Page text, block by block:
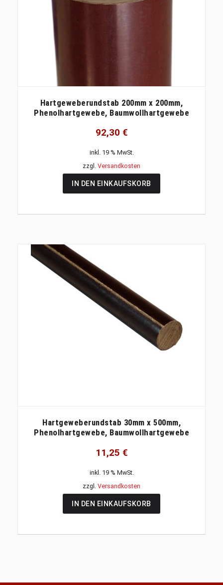
Hartgeweberundstab 200mm x 200mm,
Phenolhartgewebe, Baumwollhartgewebe
92,30 €
inkl. 19 % MwSt.
zzgl. Versandkosten
IN DEN EINKAUFSKORB
Hartgeweberundstab 30mm x 500mm,
Phenolhartgewebe, Baumwollhartgewebe
11,25 €
inkl. 19 % MwSt.
zzgl. Versandkosten
IN DEN EINKAUFSKORB